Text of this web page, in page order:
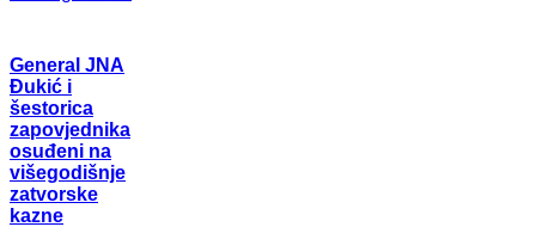
General JNA
Đukić i
šestorica
zapovjednika
osuđeni na
višegodišnje
zatvorske
kazne